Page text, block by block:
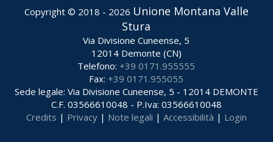
Copyright © 2018 - 2026 Unione Montana Valle
Stura
Via Divisione Cuneense, 5
12014 Demonte (CN)
Telefono:+39 0171.955555
Fax:+39 0171.955055
Sede legale: Via Divisione Cuneense, 5 - 12014 DEMONTE
C.F. 03566610048 - P.Iva: 03566610048
Credits | Privacy| Note legali | Accessibilità | Login